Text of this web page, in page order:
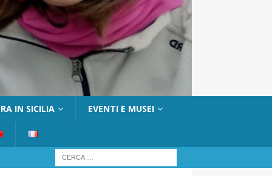
IN SICILIA EVENTI E MUSEI